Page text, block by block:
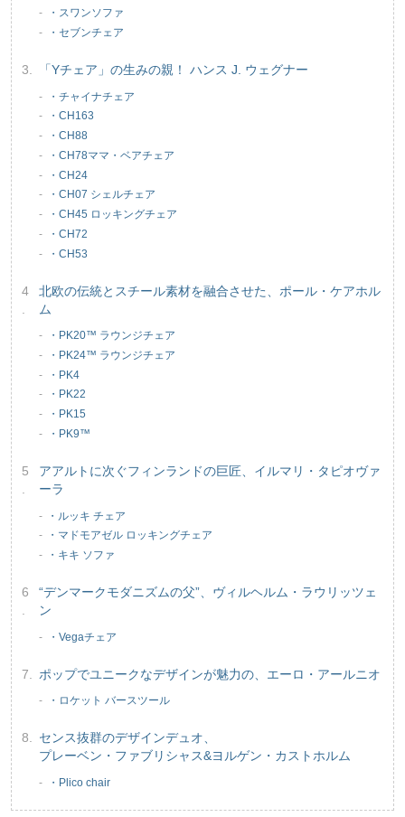
・スワンソファ
・セブンチェア
「Yチェア」の生みの親！ ハンス J. ウェグナー
・チャイナチェア
・CH163
・CH88
・CH78ママ・ベアチェア
・CH24
・CH07 シェルチェア
・CH45 ロッキングチェア
・CH72
・CH53
北欧の伝統とスチール素材を融合させた、ポール・ケアホル
ム
・PK20™ ラウンジチェア
・PK24™ ラウンジチェア
・PK4
・PK22
・PK15
・PK9™
アアルトに次ぐフィンランドの巨匠、イルマリ・タピオヴァ
ーラ
・ルッキ チェア
・マドモアゼル ロッキングチェア
・キキ ソファ
“デンマークモダニズムの父”、ヴィルヘルム・ラウリッツェ
ン
・Vegaチェア
ポップでユニークなデザインが魅力の、エーロ・アールニオ
・ロケット バースツール
センス抜群のデザインデュオ、
プレーベン・ファブリシャス&ヨルゲン・カストホルム
・Plico chair